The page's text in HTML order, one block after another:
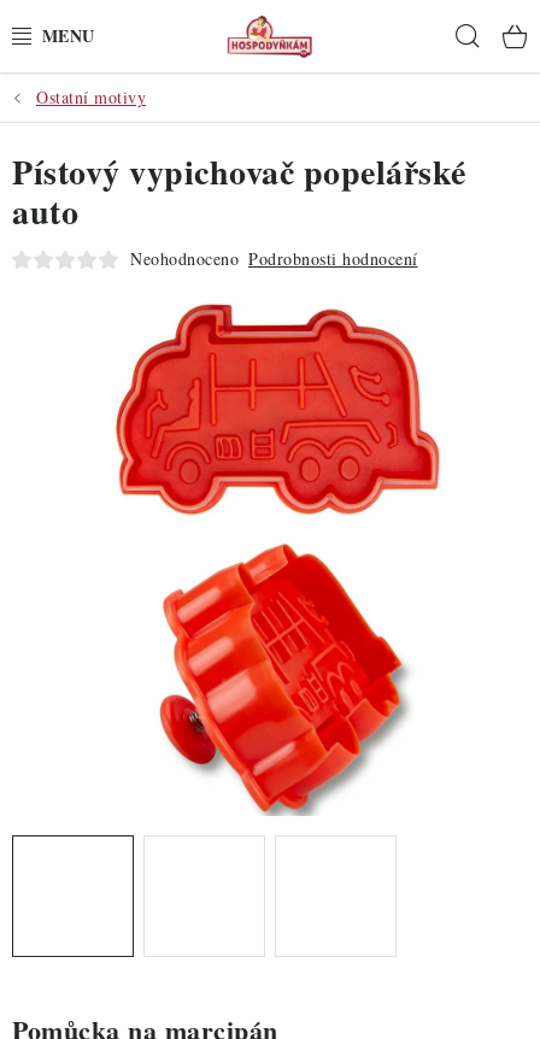
na
POTŘEBY
POMŮCKY
SUROVINY
DO KUCHYNĚ
POCHUTINY
DÁRKOVÉ POUKAZY
TÉMATICKÉ PRODUKTY
Hodnocení obchodu
Blog
Moje objednávka
Ostatní motivy
Pomůcka na marcipán
Pístový vypichovač popelářské
auto
Neohodnoceno Podrobnosti hodnocení